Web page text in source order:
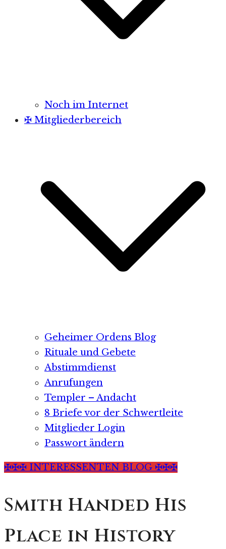
Noch im Internet
✠ Mitgliederbereich
Geheimer Ordens Blog
Rituale und Gebete
Abstimmdienst
Anrufungen
Templer – Andacht
8 Briefe vor der Schwertleite
Mitglieder Login
Passwort ändern
✠✠✠ INTERESSENTEN BLOG ✠✠✠
Smith Handed His
Place in History